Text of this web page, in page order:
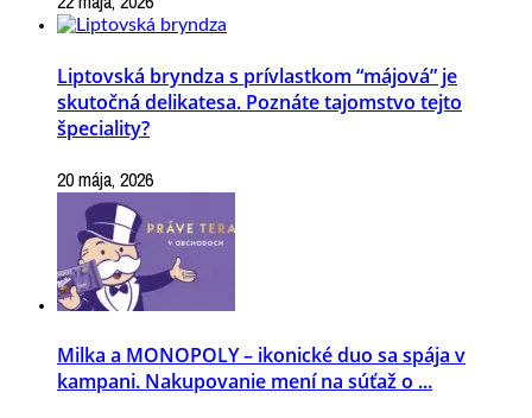
Liptovská bryndza s prívlastkom “májová” je
skutočná delikatesa. Poznáte tajomstvo tejto
špeciality?
20 mája, 2026
Milka a MONOPOLY – ikonické duo sa spája v
kampani. Nakupovanie mení na súťaž o ...